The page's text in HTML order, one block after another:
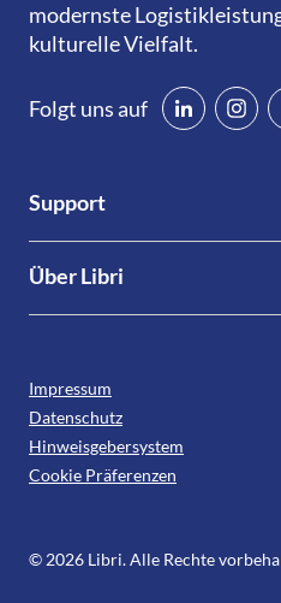
modernste
kulturelle Vielfalt.
Folgt uns auf
Support
Kontakt
Libri.Support
Informationen für Verlage
Über Libri
Nachhaltigkeit &
Presse
Karriere
© 2026 Libri. Alle Rechte
Impressum
Datenschutz
Hinweisgebersystem
Cookie Präferenzen